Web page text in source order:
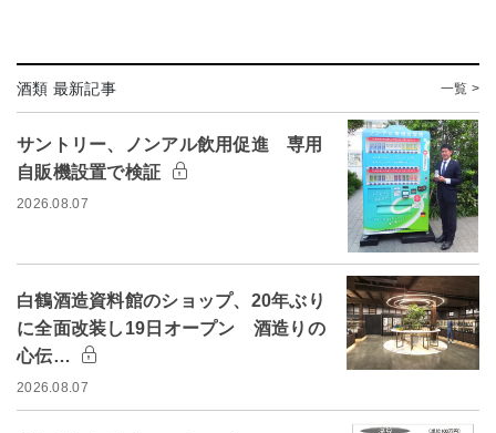
酒類 最新記事 一覧 >
サントリー、ノンアル飲用促進 専用
自販機設置で検証
2026.08.07
白鶴酒造資料館のショップ、20年ぶり
に全面改装し19日オープン 酒造りの
心伝…
2026.08.07